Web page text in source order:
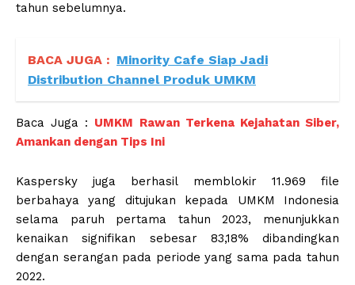
tahun sebelumnya.
BACA JUGA : Minority Cafe Siap Jadi
Distribution Channel Produk UMKM
Baca Juga : UMKM Rawan Terkena Kejahatan Siber,
Amankan dengan Tips Ini
Kaspersky juga berhasil memblokir 11.969 file
berbahaya yang ditujukan kepada UMKM Indonesia
selama paruh pertama tahun 2023, menunjukkan
kenaikan signifikan sebesar 83,18% dibandingkan
dengan serangan pada periode yang sama pada tahun
2022.